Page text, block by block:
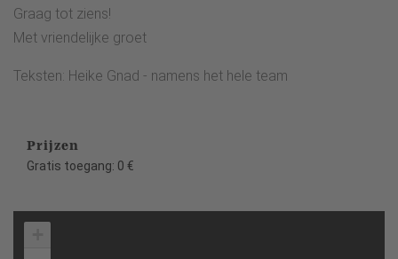
Graag tot ziens!
Met vriendelijke groet
Teksten: Heike Gnad - namens het hele team
Prijzen
Gratis toegang: 0 €